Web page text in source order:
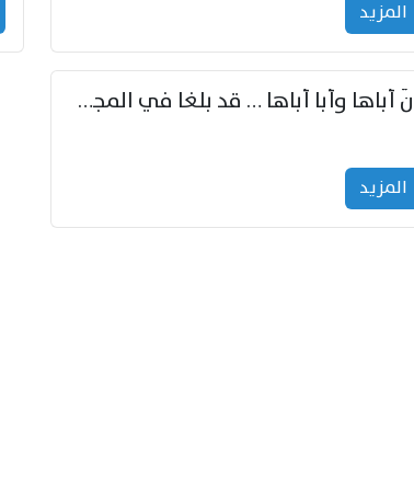
المزید
إنّ أباها وأبا أباها … قد بلغا في المجد غايتاها
المزید